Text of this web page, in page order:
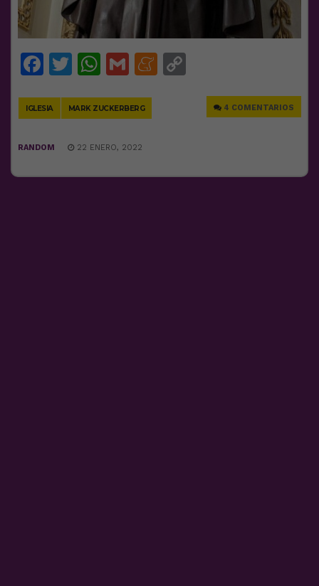
Facebook
Twitter
WhatsApp
GmailMeneame
IGLESIA MARK ZUCKERBERG 4 COMENTARIOS
RANDOM 22 ENERO, 2022